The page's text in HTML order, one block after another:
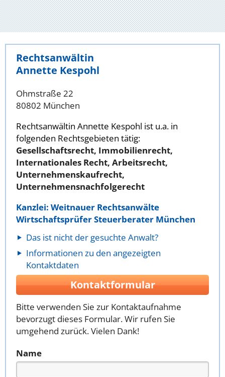
Rechtsanwältin
Annette Kespohl
Ohmstraße 22
80802 München
Rechtsanwältin Annette Kespohl ist u.a. in
folgenden Rechtsgebieten tätig:
Gesellschaftsrecht, Immobilienrecht,
Internationales Recht, Arbeitsrecht,
Unternehmenskaufrecht,
Unternehmensnachfolgerecht
Kanzlei: Weitnauer Rechtsanwälte
Wirtschaftsprüfer Steuerberater München
Das ist nicht der gesuchte Anwalt?
Informationen zu den angezeigten
Kontaktdaten
Kontaktformular
Bitte verwenden Sie zur Kontaktaufnahme
bevorzugt dieses Formular. Wir rufen Sie
umgehend zurück. Vielen Dank!
Name